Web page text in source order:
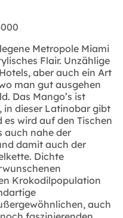
Metropole Miami
Flair. Unzählige
aber auch ein Art
man gut ausgehen
Das Mango’s ist
in dieser Latinobar gibt
wird auf den Tischen
auch nahe der
damit auch der
Dichte
Krokodilpopulation
auch